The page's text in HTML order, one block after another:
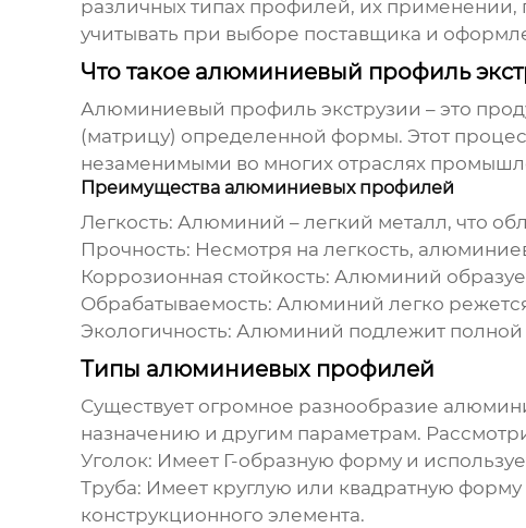
различных типах профилей, их применении,
учитывать при выборе поставщика и
Что такое алюминиевый профиль
Алюминиевый профиль экструзии – это
(матрицу) определенной формы. Этот
незаменимыми во многих отраслях
Преимущества алюминиевых профилей
Легкость: Алюминий – легкий металл, что
Прочность: Несмотря на легкость,
Коррозионная стойкость: Алюминий
Обрабатываемость: Алюминий легко
Экологичность: Алюминий подлежит полной
Типы алюминиевых профилей
Существует огромное разнообразие
назначению и другим параметрам.
Уголок: Имеет Г-образную форму и
Труба: Имеет круглую или квадратную форму
конструкционного элемента.